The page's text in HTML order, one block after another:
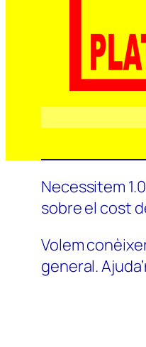
Necessitem
sobre el cost
Volem
general.